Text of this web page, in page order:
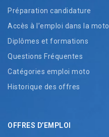
Préparation candidature
Accès à l’emploi dans la moto
Diplômes et formations
Questions Fréquentes
Catégories emploi moto
Historique des offres
OFFRES D’EMPLOI